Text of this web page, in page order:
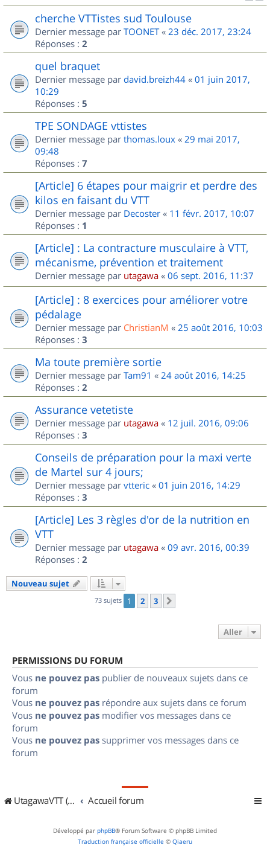
cherche VTTistes sud Toulouse
Dernier message par TOONET« 23 déc. 2017, 23:24
Réponses : 2
quel braquet
Dernier message par david.breizh44 « 01 juin 2017,
10:29
Réponses : 5
TPE SONDAGE vttistes
Dernier message par thomas.loux « 29 mai 2017,
09:48
Réponses : 7
[Article] 6 étapes pour maigrir et perdre des
kilos en faisant du VTT
Dernier message par Decoster « 11 févr. 2017, 10:07
Réponses : 1
[Article] : La contracture musculaire à VTT,
mécanisme, prévention et traitement
Dernier message par utagawa « 06 sept. 2016, 11:37
[Article] : 8 exercices pour améliorer votre
pédalage
Dernier message par ChristianM « 25 août 2016, 10:03
Réponses : 3
Ma toute première sortie
Dernier message par Tam91 « 24 août 2016, 14:25
Réponses : 2
Assurance vetetiste
Dernier message par utagawa « 12 juil. 2016, 09:06
Réponses : 3
Conseils de préparation pour la maxi verte
de Martel sur 4 jours;
Dernier message par vtteric « 01 juin 2016, 14:29
Réponses : 3
[Article] Les 3 règles d'or de la nutrition en
VTT
Dernier message par utagawa « 09 avr. 2016, 00:39
Réponses : 2
Nouveau sujet
73 sujets 1 2 3
Aller
PERMISSIONS DU FORUM
Vous ne pouvez pas publier de nouveaux sujets dans ce
forum
Vous ne pouvez pas répondre aux sujets dans ce forum
Vous ne pouvez pas modifier vos messages dans ce
forum
Vous ne pouvez pas supprimer vos messages dans ce
forum
UtagawaVTT (Randos VTT et VTTAE avec traces GPS) Accueil forum
Développé par phpBB® Forum Software © phpBB Limited
Traduction française officielle © Qiaeru